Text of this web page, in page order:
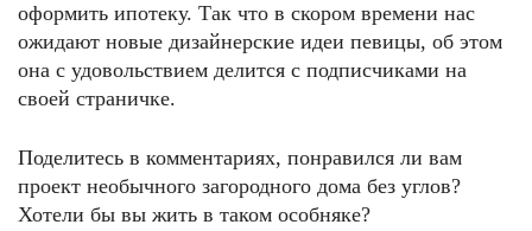
оформить ипотеку. Так что в скором времени нас
ожидают новые дизайнерские идеи певицы, об этом
она с удовольствием делится с подписчиками на
своей страничке.
Поделитесь в комментариях, понравился ли вам
проект необычного загородного дома без углов?
Хотели бы вы жить в таком особняке?